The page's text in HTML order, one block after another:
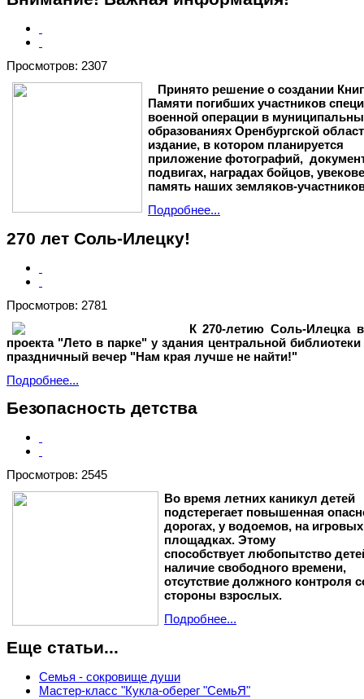
Просмотров: 2307
Принято решение о создании
Памяти погибших участников
военной операции в
образованиях Оренбургской
издание, в котором планируется
приложение фотографий,
подвигах, наградах бойцов,
память наших земляков-
Подробнее...
270 лет Соль-Илецку!
Просмотров: 2781
К 270-летию Соль-Илецка
проекта "Лето в парке" у здания центральной
праздничный вечер "Нам края лучше не найти!"
Подробнее...
Безопасность детства
Просмотров: 2545
Во время летних каникул детей
подстерегает повышенная
дорогах, у водоемов, на игровых
площадках. Этому
способствует любопытство
наличие свободного времени,
отсутствие должного контроля
стороны взрослых.
Подробнее...
Еще статьи...
Семья - сокровище души
Мастер-класс "Кукла-оберег "СемьЯ"